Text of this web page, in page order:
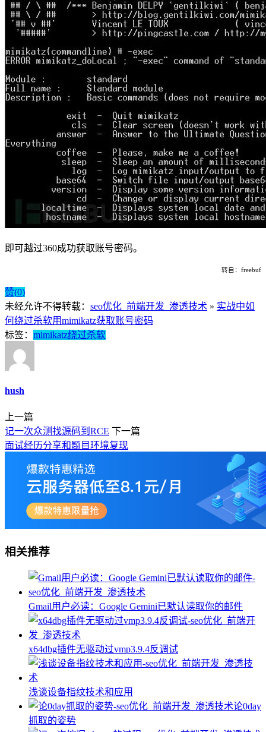
即可越过360成功获取账号密码。
转自：freebuf
赞(0)
未经允许不得转载： seo优化_前端开发_渗透技术 » 实战中如
何绕过杀软用mimikatz获取账号密码
标签： mimikatz绕过杀软
hush
上一篇
记一次众测找源码到RCE 下一篇
面试经历分享和题目环境复现
相关推荐
Gmail用户必读：Google Gemini已默认读取你的邮件
x64dbg插件无驱动过vmp3.9.4反调试
浅谈设备指纹技术和应用
论0day
抓取的姿势